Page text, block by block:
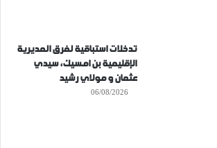
تدخلات استباقية لفرق المديرية
الإقليمية بن امسيك، سيدي
عثمان و مولاي رشيد
06/08/2026